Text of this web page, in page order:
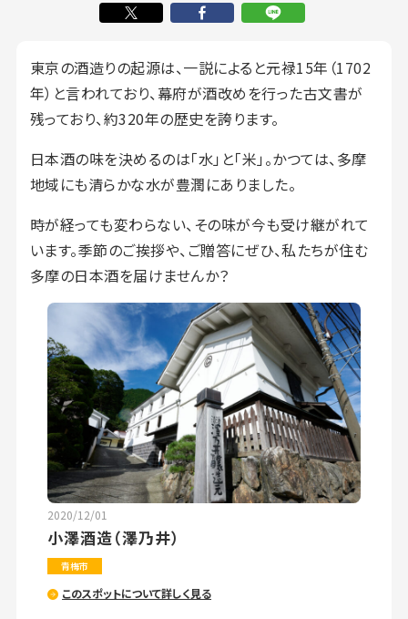
東京の酒造りの起源は、一説によると元禄15年（1702
年）と言われており、幕府が酒改めを行った古文書が
残っており、約320年の歴史を誇ります。
日本酒の味を決めるのは「水」と「米」。かつては、多摩
地域にも清らかな水が豊潤にありました。
時が経っても変わらない、その味が今も受け継がれて
います。季節のご挨拶や、ご贈答にぜひ、私たちが住む
多摩の日本酒を届けませんか？
2020/12/01
小澤酒造（澤乃井）
青梅市
このスポットについて詳しく見る